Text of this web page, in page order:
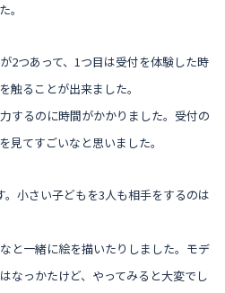
。
2つあって、1つ目は受付を体験した時
触ることが出来ました。
するのに時間がかかりました。受付の
見てすごいなと思いました。
小さい子どもを3人も相手をするのは
と一緒に絵を描いたりしました。モデ
なっかたけど、やってみると大変でし